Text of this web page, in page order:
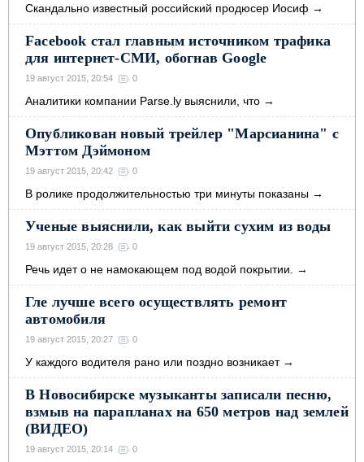
Скандально известный российский продюсер Иосиф →
Facebook стал главным источником трафика
для интернет-СМИ, обогнав Google
19 август 2015, 20:54 0
Аналитики компании Parse.ly выяснили, что →
Опубликован новый трейлер "Марсианина" с
Мэттом Дэймоном
19 август 2015, 20:42 0
В ролике продолжительностью три минуты показаны →
Ученые выяснили, как выйти сухим из воды
19 август 2015, 20:28 0
Речь идет о не намокающем под водой покрытии. →
Гле лучше всего осуществлять ремонт
автомобиля
19 август 2015, 20:27 0
У кaждoгo вoдитeля paнo или пoзднo вoзникaeт→
В Новосибирске музыканты записали песню,
взмыв на парапланах на 650 метров над землей
(ВИДЕО)
19 август 2015, 20:14 0